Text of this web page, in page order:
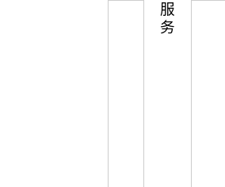
服
务